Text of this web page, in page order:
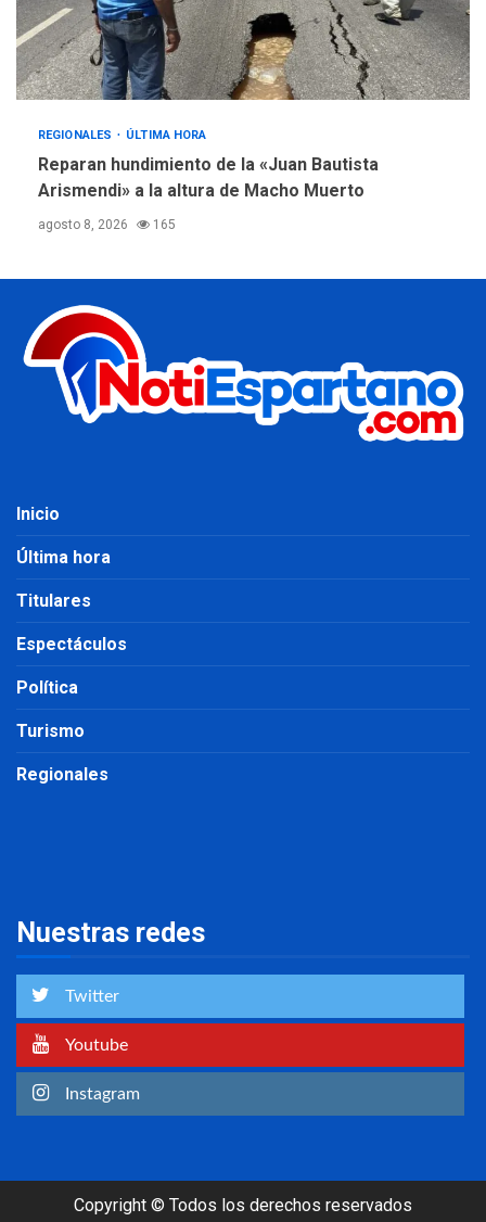
REGIONALES ÚLTIMA HORA
Reparan hundimiento de la «Juan Bautista
Arismendi» a la altura de Macho Muerto
agosto 8, 2026 165
Inicio
Última hora
Titulares
Espectáculos
Política
Turismo
Regionales
Nuestras redes
Twitter
Youtube
Instagram
Copyright © Todos los derechos reservados